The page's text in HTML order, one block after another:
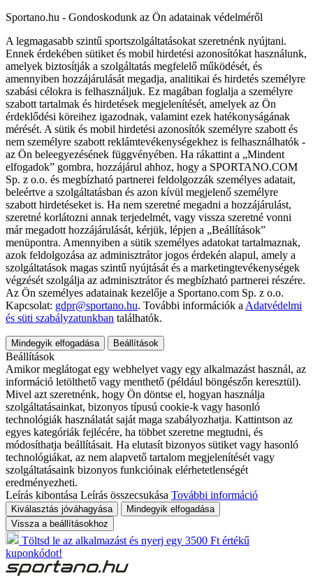
Sportano.hu - Gondoskodunk az Ön adatainak védelméről
A legmagasabb szintű sportszolgáltatásokat szeretnénk nyújtani.
Ennek érdekében sütiket és mobil hirdetési azonosítókat használunk,
amelyek biztosítják a szolgáltatás megfelelő működését, és
amennyiben hozzájárulását megadja, analitikai és hirdetés személyre
szabási célokra is felhasználjuk. Ez magában foglalja a személyre
szabott tartalmak és hirdetések megjelenítését, amelyek az Ön
érdeklődési köreihez igazodnak, valamint ezek hatékonyságának
mérését. A sütik és mobil hirdetési azonosítók személyre szabott és
nem személyre szabott reklámtevékenységekhez is felhasználhatók -
az Ön beleegyezésének függvényében. Ha rákattint a „Mindent
elfogadok” gombra, hozzájárul ahhoz, hogy a SPORTANO.COM
Sp. z o.o. és megbízható partnerei feldolgozzák személyes adatait,
beleértve a szolgáltatásban és azon kívül megjelenő személyre
szabott hirdetéseket is. Ha nem szeretné megadni a hozzájárulást,
szeretné korlátozni annak terjedelmét, vagy vissza szeretné vonni
már megadott hozzájárulását, kérjük, lépjen a „Beállítások”
menüpontra. Amennyiben a sütik személyes adatokat tartalmaznak,
azok feldolgozása az adminisztrátor jogos érdekén alapul, amely a
szolgáltatások magas szintű nyújtását és a marketingtevékenységek
végzését szolgálja az adminisztrátor és megbízható partnerei részére.
Az Ön személyes adatainak kezelője a Sportano.com Sp. z o.o.
Kapcsolat: gdpr@sportano.hu. További információk a Adatvédelmi
és süti szabályzatunkban találhatók.
Mindegyik elfogadása Beállítások
Beállítások
Amikor meglátogat egy webhelyet vagy egy alkalmazást használ, az
információ letölthető vagy menthető (például böngészőn keresztül).
Mivel azt szeretnénk, hogy Ön döntse el, hogyan használja
szolgáltatásainkat, bizonyos típusú cookie-k vagy hasonló
technológiák használatát saját maga szabályozhatja. Kattintson az
egyes kategóriák fejlécére, ha többet szeretne megtudni, és
módosíthatja beállításait. Ha elutasít bizonyos sütiket vagy hasonló
technológiákat, az nem alapvető tartalom megjelenítését vagy
szolgáltatásaink bizonyos funkcióinak elérhetetlenségét
eredményezheti.
Leírás kibontása Leírás összecsukása További információ
Kiválasztás jóváhagyása
Mindegyik elfogadása
Vissza a beállításokhoz
Töltsd le az alkalmazást és nyerj egy 3500 Ft értékű
kuponkódot!